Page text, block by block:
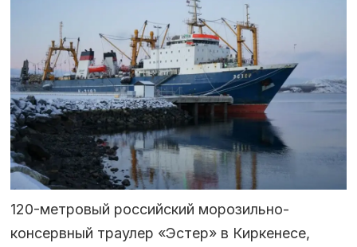
120-метровый российский морозильно-
консервный траулер «Эстер» в Киркенесе,